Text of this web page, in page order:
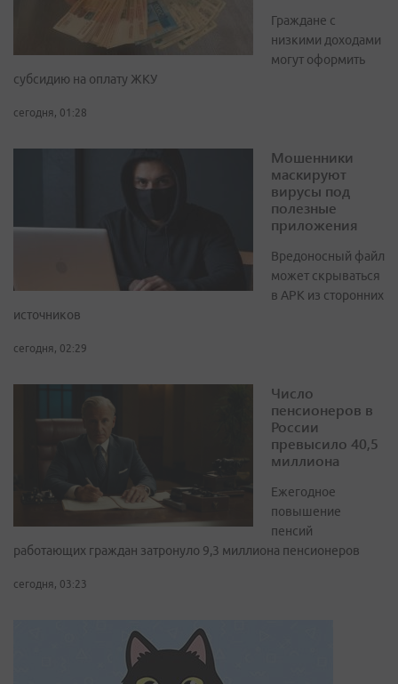
Граждане с
низкими доходами
могут оформить
субсидию на оплату ЖКУ
сегодня, 01:28
Мошенники
маскируют
вирусы под
полезные
приложения
Вредоносный файл
может скрываться
в APK из сторонних
источников
сегодня, 02:29
Число
пенсионеров в
России
превысило 40,5
миллиона
Ежегодное
повышение
пенсий
работающих граждан затронуло 9,3 миллиона пенсионеров
сегодня, 03:23